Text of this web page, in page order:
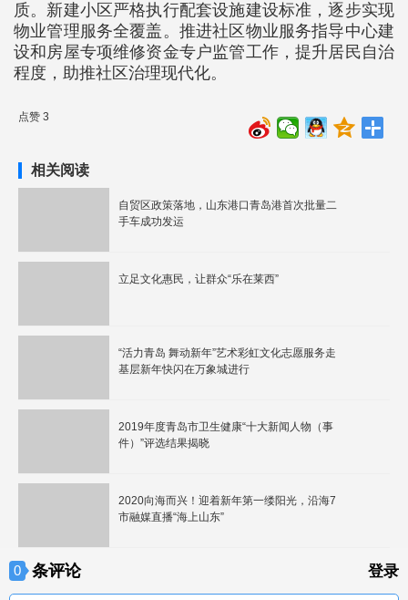
质。新建小区严格执行配套设施建设标准，逐步实现
物业管理服务全覆盖。推进社区物业服务指导中心建
设和房屋专项维修资金专户监管工作，提升居民自治
程度，助推社区治理现代化。
点赞 3
相关阅读
自贸区政策落地，山东港口青岛港首次批量二
手车成功发运
立足文化惠民，让群众“乐在莱西”
“活力青岛 舞动新年”艺术彩虹文化志愿服务走
基层新年快闪在万象城进行
2019年度青岛市卫生健康“十大新闻人物（事
件）”评选结果揭晓
2020向海而兴！迎着新年第一缕阳光，沿海7
市融媒直播“海上山东”
0 条评论 登录